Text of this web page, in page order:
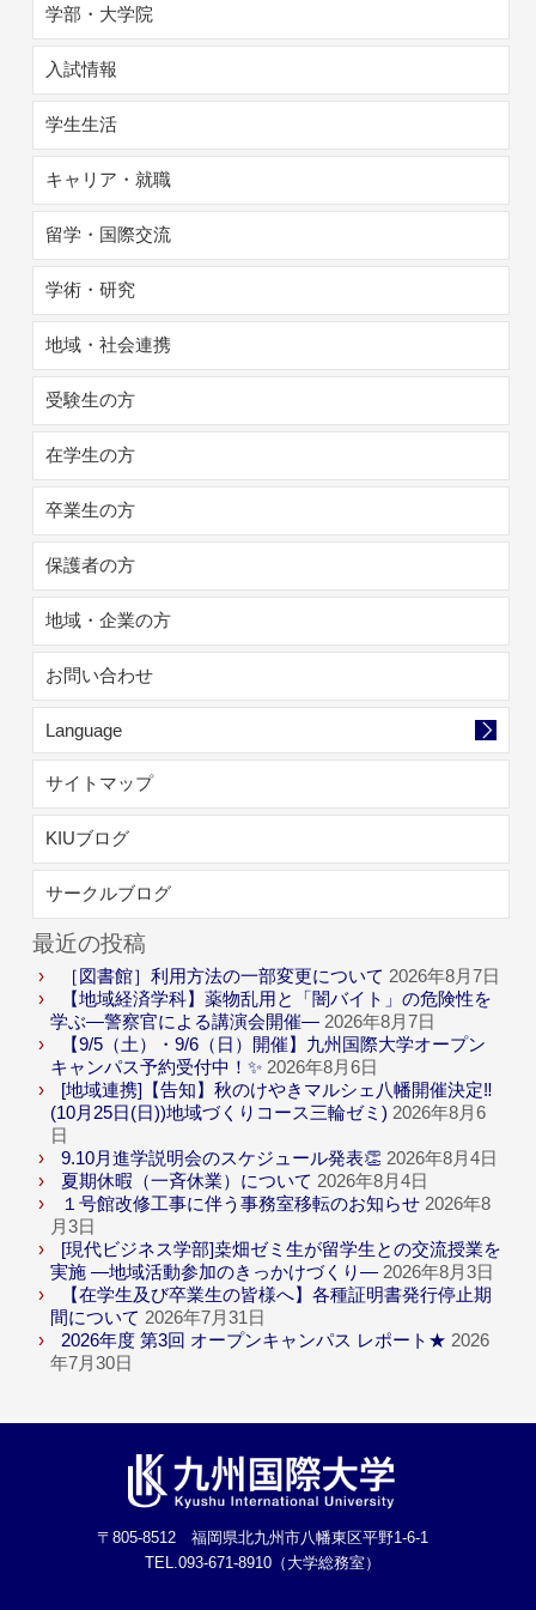
学部・大学院
入試情報
学生生活
キャリア・就職
留学・国際交流
学術・研究
地域・社会連携
受験生の方
在学生の方
卒業生の方
保護者の方
地域・企業の方
お問い合わせ
Language
サイトマップ
KIUブログ
サークルブログ
最近の投稿
［図書館］利用方法の一部変更について 2026年8月7日
【地域経済学科】薬物乱用と「闇バイト」の危険性を
学ぶ―警察官による講演会開催― 2026年8月7日
【9/5（土）・9/6（日）開催】九州国際大学オープン
キャンパス予約受付中！✨ 2026年8月6日
[地域連携]【告知】秋のけやきマルシェ八幡開催決定‼
(10月25日(日))地域づくりコース三輪ゼミ) 2026年8月6
日
9.10月進学説明会のスケジュール発表👏 2026年8月4日
夏期休暇（一斉休業）について 2026年8月4日
１号館改修工事に伴う事務室移転のお知らせ 2026年8
月3日
[現代ビジネス学部]桒畑ゼミ生が留学生との交流授業を
実施 ―地域活動参加のきっかけづくり― 2026年8月3日
【在学生及び卒業生の皆様へ】各種証明書発行停止期
間について 2026年7月31日
2026年度 第3回 オープンキャンパス レポート★ 2026
年7月30日
〒805-8512 福岡県北九州市八幡東区平野1-6-1
TEL.093-671-8910（大学総務室）